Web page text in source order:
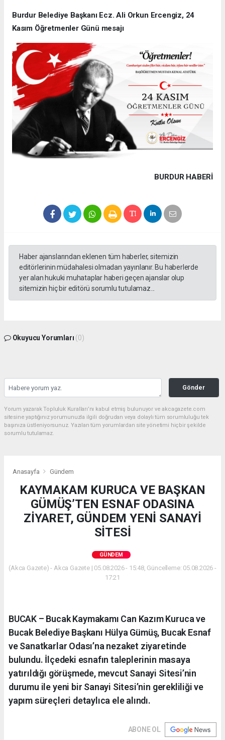
Burdur Belediye Başkanı Ecz. Ali Orkun Ercengiz, 24
Kasım Öğretmenler Günü mesajı
BURDUR HABERİ
Haber ajanslarından eklenen tüm haberler, sitemizin
editörlerinin müdahalesi olmadan yayınlanır. Bu haberlerde
yer alan hukuki muhataplar haberi geçen ajanslar olup
sitemizin hiç bir editörü sorumlu tutulamaz...
Okuyucu Yorumları (0)
Gönder
Yorum yazarak Topluluk Kuralları’nı kabul etmiş bulunuyor ve akcagazete.com
sitesine yaptığınız yorumunuzla ilgili doğrudan veya dolaylı tüm sorumluluğu tek
başınıza üstleniyorsunuz. Yazılan tüm yorumlardan site yönetimi hiçbir şekilde
sorumlu tutulamaz.
Anasayfa Gündem
KAYMAKAM KURUCA VE BAŞKAN
GÜMÜŞ’TEN ESNAF ODASINA
ZİYARET, GÜNDEM YENİ SANAYİ
SİTESİ
GÜNDEM
(Akca Gazete) - Akca Gazete | 05.08.2026 - 15:48, Güncelleme: 05.08.2026 -
17:21
BUCAK – Bucak Kaymakamı Can Kazım Kuruca ve
Bucak Belediye Başkanı Hülya Gümüş, Bucak Esnaf
ve Sanatkarlar Odası’na nezaket ziyaretinde
bulundu. İlçedeki esnafın taleplerinin masaya
yatırıldığı görüşmede, mevcut Sanayi Sitesi’nin
durumu ile yeni bir Sanayi Sitesi’nin gerekliliği ve
yapım süreçleri detaylıca ele alındı.
ABONE OL